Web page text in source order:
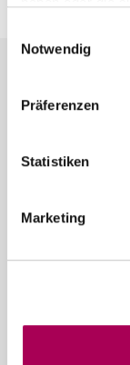
Notwendig
Präferenzen
Statistiken
Marketing
SCHUBI Weine
6003 Luzern